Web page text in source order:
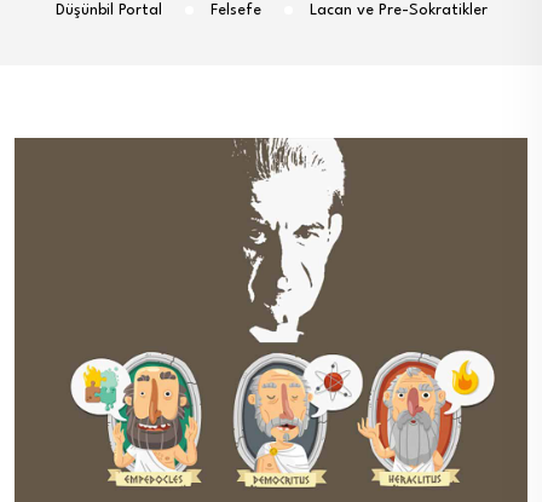
Düşünbil Portal Felsefe Lacan ve Pre-Sokratikler